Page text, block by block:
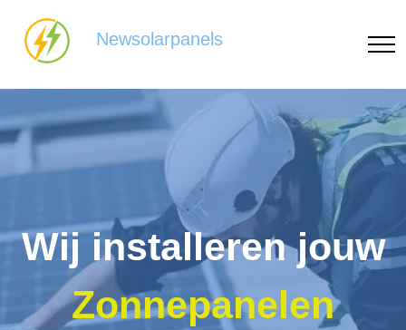
Newsolarpanels
Wij installeren jouw
Zonnepanelen